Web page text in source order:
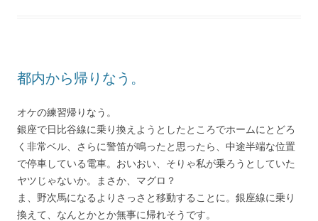
都内から帰りなう。
オケの練習帰りなう。
銀座で日比谷線に乗り換えようとしたところでホームにとどろ
く非常ベル、さらに警笛が鳴ったと思ったら、中途半端な位置
で停車している電車。おいおい、そりゃ私が乗ろうとしていた
ヤツじゃないか。まさか、マグロ？
ま、野次馬になるよりさっさと移動することに。銀座線に乗り
換えて、なんとかとか無事に帰れそうです。